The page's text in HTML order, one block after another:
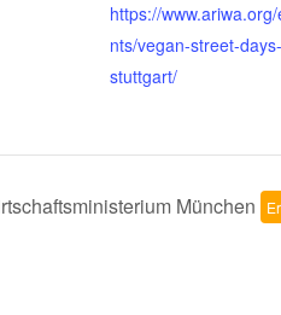
https://
nts/vegan-street-days-
stuttgart/
München